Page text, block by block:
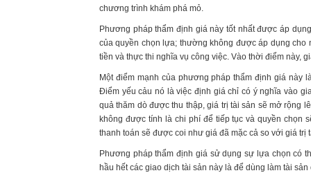
chương trình khám phá mỏ.
Phương pháp thẩm định giá này tốt nhất được áp
của quyền chọn lựa; thường không được áp dụng
tiền và thực thi nghĩa vụ công việc. Vào thời điểm này,
Một điểm mạnh của phương pháp thẩm định giá
Điểm yếu cảu nó là việc định giá chỉ có ý nghĩa vào
quả thăm dò được thu thập, giá trị tài sản sẽ mở rộng
không được tính là chi phí để tiếp tục và quyền chọn
thanh toán sẽ được coi như giá đã mặc cả so với giá trị
Phương pháp thẩm định giá sử dụng sự lựa chọn có
hầu hết các giao dịch tài sản này là để dùng làm tài